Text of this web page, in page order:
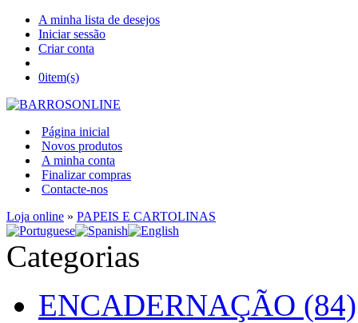
A minha lista de desejos
Iniciar sessão
Criar conta
0item(s)
Página inicial
Novos produtos
A minha conta
Finalizar compras
Contacte-nos
Loja online » PAPEIS E CARTOLINAS
Categorias
ENCADERNAÇÃO (84)